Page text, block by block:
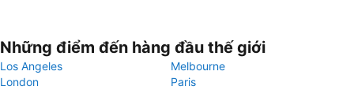
Những điểm đến hàng đầu thế giới
Los Angeles
Melbourne
London
Paris